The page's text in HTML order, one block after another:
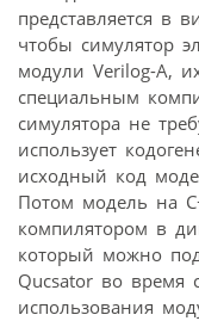
представляется в
чтобы симулятор
модули Verilog-A,
специальным
симулятора не
использует
исходный код
Потом модель на
компилятором в
который можно
Qucsator во время
использования